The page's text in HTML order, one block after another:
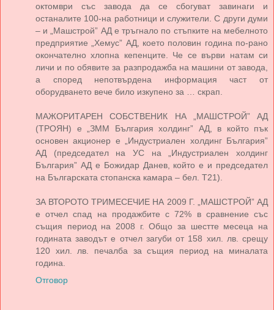
октомври със завода да се сбогуват завинаги и
останалите 100-на работници и служители. С други думи
– и „Машстрой” АД е тръгнало по стъпките на мебелното
предприятие „Хемус” АД, което половин година по-рано
окончателно хлопна кепенците. Че се върви натам си
личи и по обявите за разпродажба на машини от завода,
а според непотвърдена информация част от
оборудването вече било изкупено за … скрап.
МАЖОРИТАРЕН СОБСТВЕНИК НА „МАШСТРОЙ” АД
(ТРОЯН) е „ЗММ България холдинг” АД, в който пък
основен акционер е „Индустриален холдинг България”
АД (председател на УС на „Индустриален холдинг
България” АД е Божидар Данев, който е и председател
на Българската стопанска камара – бел. Т21).
ЗА ВТОРОТО ТРИМЕСЕЧИЕ НА 2009 Г. „МАШСТРОЙ” АД
е отчел спад на продажбите с 72% в сравнение със
същия период на 2008 г. Общо за шестте месеца на
годината заводът е отчел загуби от 158 хил. лв. срещу
120 хил. лв. печалба за същия период на миналата
година.
Отговор